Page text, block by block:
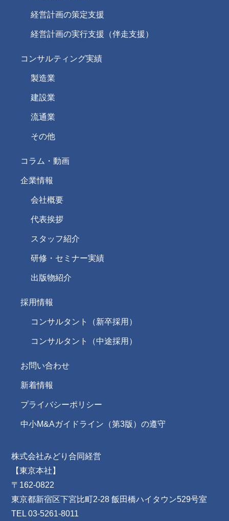
経営計画の策定支援
経営計画の実行支援（伴走支援）
コンサルティング実績
製造業
建設業
流通業
その他
コラム・動画
企業情報
会社概要
代表挨拶
スタッフ紹介
研修・セミナー実績
出版物紹介
採用情報
コンサルタント（新卒採用）
コンサルタント（中途採用）
お問い合わせ
新着情報
プライバシーポリシー
中小M&Aガイドライン（第3版）の遵守
株式会社みどり合同経営
【東京本社】
〒162-0822
東京都新宿区下宮比町2-28 飯田橋ハイタウン529号室
TEL 03-5261-8011